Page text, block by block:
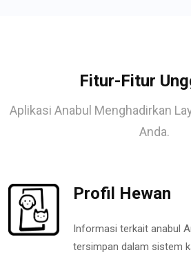
Fitur-Fitur
Aplikasi Anabul Menghadirkan
Anda.
Profil Hewan
Informasi terkait anabul
tersimpan dalam sistem